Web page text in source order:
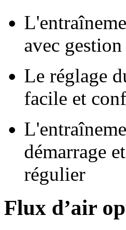
avec
Le réglage
facile et
démarrage
régulier
Flux d’air